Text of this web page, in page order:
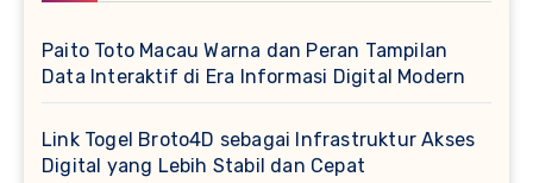
Paito Toto Macau Warna dan Peran Tampilan
Data Interaktif di Era Informasi Digital Modern
Link Togel Broto4D sebagai Infrastruktur Akses
Digital yang Lebih Stabil dan Cepat